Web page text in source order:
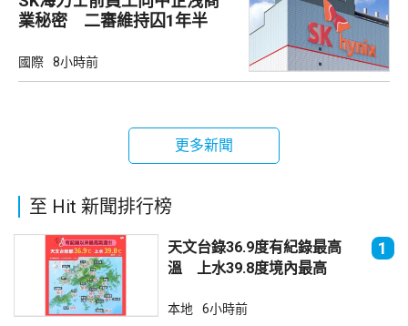
業秘密 二審維持囚1年半
國際 8小時前
更多新聞
至 Hit 新聞排行榜
天文台錄36.9度有紀錄最高
溫 上水39.8度境內最高
1
本地 6小時前